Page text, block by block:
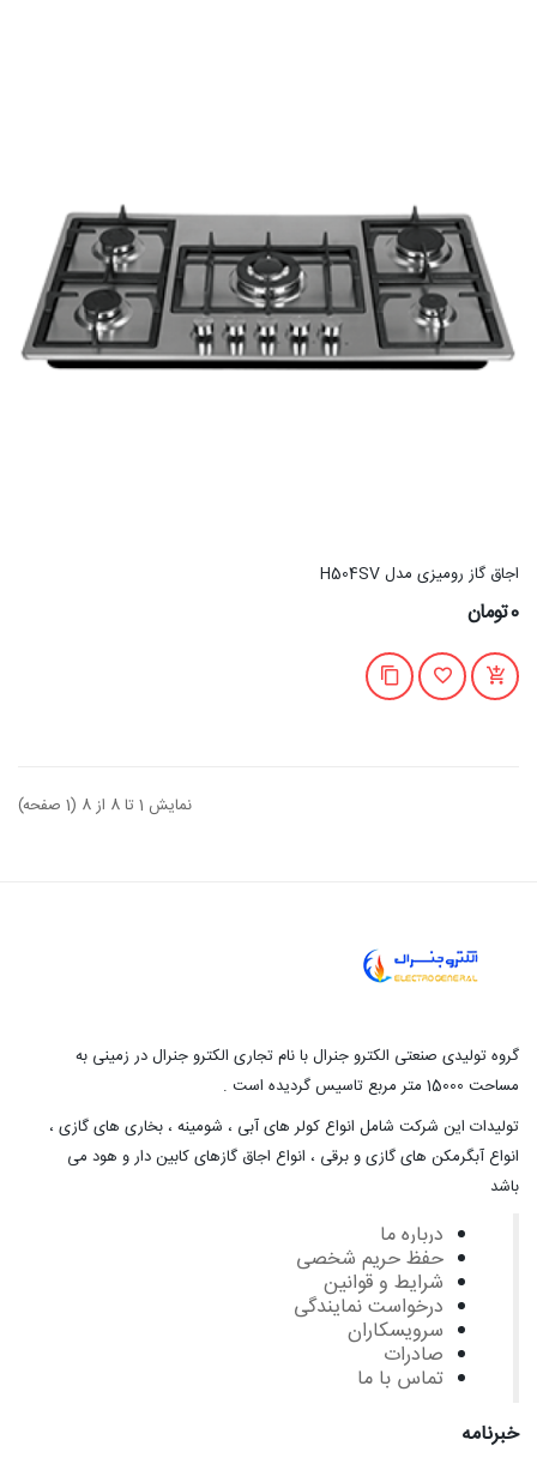
اجاق گاز رومیزی مدل H504SV
0تومان
نمایش 1 تا 8 از 8 (1 صفحه)
گروه تولیدی صنعتی الکترو جنرال با نام تجاری الکترو جنرال در زمینی به
مساحت 15000 متر مربع تاسیس گردیده است .
تولیدات این شرکت شامل انواع کولر های آبی ، شومینه ، بخاری های گازی ،
انواع آبگرمکن های گازی و برقی ، انواع اجاق گازهای کابین دار و هود می
باشد
درباره ما
حفظ حریم شخصی
شرایط و قوانین
درخواست نمایندگی
سرویسکاران
صادرات
تماس با ما
خبرنامه